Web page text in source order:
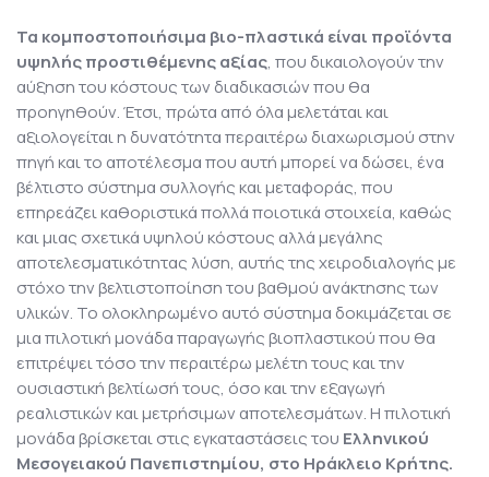
Τα κομποστοποιήσιμα βιο-πλαστικά είναι προϊόντα
υψηλής προστιθέμενης αξίας, που δικαιολογούν την
αύξηση του κόστους των διαδικασιών που θα
προηγηθούν. Έτσι, πρώτα από όλα μελετάται και
αξιολογείται η δυνατότητα περαιτέρω διαχωρισμού στην
πηγή και το αποτέλεσμα που αυτή μπορεί να δώσει, ένα
βέλτιστο σύστημα συλλογής και μεταφοράς, που
επηρεάζει καθοριστικά πολλά ποιοτικά στοιχεία, καθώς
και μιας σχετικά υψηλού κόστους αλλά μεγάλης
αποτελεσματικότητας λύση, αυτής της χειροδιαλογής με
στόχο την βελτιστοποίηση του βαθμού ανάκτησης των
υλικών. Το ολοκληρωμένο αυτό σύστημα δοκιμάζεται σε
μια πιλοτική μονάδα παραγωγής βιοπλαστικού που θα
επιτρέψει τόσο την περαιτέρω μελέτη τους και την
ουσιαστική βελτίωσή τους, όσο και την εξαγωγή
ρεαλιστικών και μετρήσιμων αποτελεσμάτων. Η πιλοτική
μονάδα βρίσκεται στις εγκαταστάσεις του Ελληνικού
Μεσογειακού Πανεπιστημίου, στο Ηράκλειο Κρήτης.